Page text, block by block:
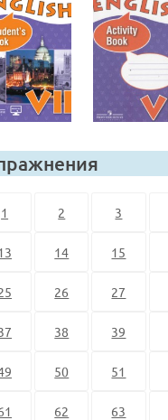
1 2 3
14 15
26 27
38 39
50 51
62 63